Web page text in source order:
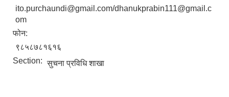
ito.purchaundi@gmail.com/dhanukprabin111@gmail.c
om
फोन:
९८५८७८१६१६
Section: सुचना प्रविधि शाखा